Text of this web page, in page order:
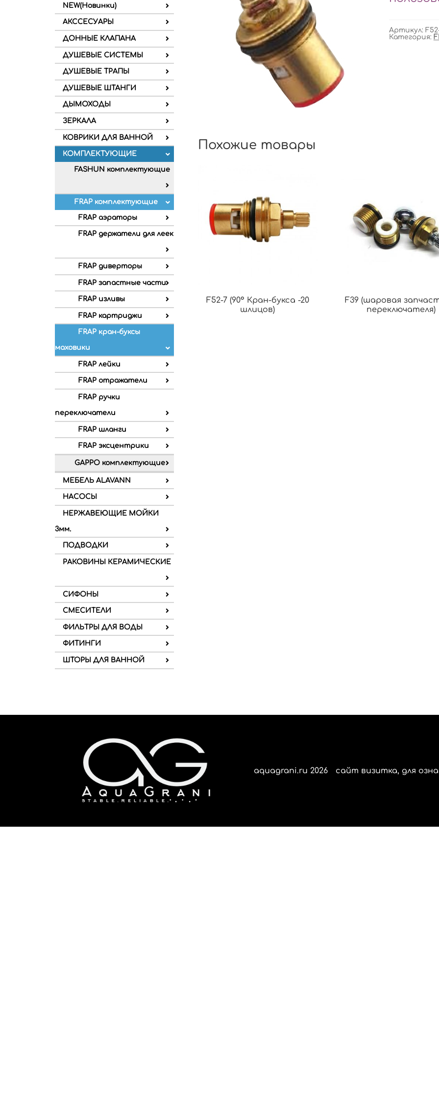
NEW(Новинки)
АКССЕСУАРЫ
ДОННЫЕ КЛАПАНА
ДУШЕВЫЕ СИСТЕМЫ
ДУШЕВЫЕ ТРАПЫ
ДУШЕВЫЕ ШТАНГИ
ДЫМОХОДЫ
ЗЕРКАЛА
КОВРИКИ ДЛЯ ВАННОЙ
КОМПЛЕКТУЮЩИЕ
FASHUN комплектующие
FRAP комплектующие
FRAP аэраторы
FRAP держатели для леек
FRAP диверторы
FRAP запастные части
FRAP изливы
FRAP картриджи
FRAP кран-буксы
маховики
FRAP лейки
FRAP отражатели
FRAP ручки
переключатели
FRAP шланги
FRAP эксцентрики
GAPPO комплектующие
МЕБЕЛЬ ALAVANN
НАСОСЫ
НЕРЖАВЕЮЩИЕ МОЙКИ
3мм.
ПОДВОДКИ
РАКОВИНЫ КЕРАМИЧЕСКИЕ
СИФОНЫ
СМЕСИТЕЛИ
ФИЛЬТРЫ ДЛЯ ВОДЫ
ФИТИНГИ
ШТОРЫ ДЛЯ ВАННОЙ
Артикул:
Категория:
Похожие товары
F52-7 (90° Кран-букса -20
шлицов)
F39 (шаровая
переключателя)
aquagrani.ru 2026 сайт визитка, для